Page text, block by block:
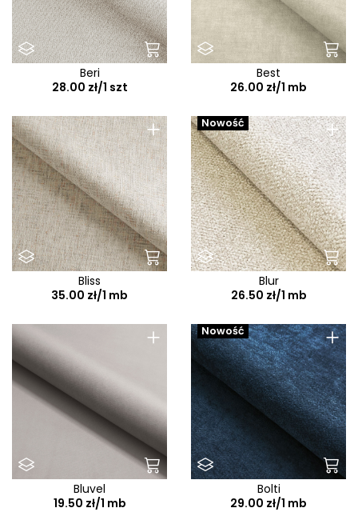
Beri
28.00 zł/1 szt
Best
26.00 zł/1 mb
+
Bliss
35.00 zł/1 mb
+
Nowość
Blur
26.50 zł/1 mb
+
Bluvel
19.50 zł/1 mb
+
Nowość
Bolti
29.00 zł/1 mb